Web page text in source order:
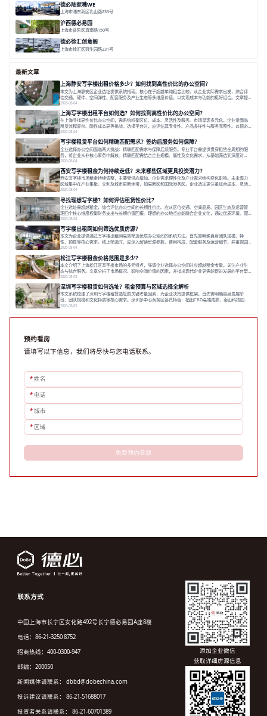
德必陆家嘴WE
上海市浦东新区乳山路233号
沪西德必易园
上海市普陀区真南路150号
德必徐汇创意阁
上海市徐汇区冠生园路231号
最新文章
上海静安写字楼出租价格多少？如何找到高性价比的办公空间？
本文为上海静安区企业选址提供系统指南。核心在于超越单纯租金比较，从企业实际需求出发，综合评
估交通、硬件、空间弹性、配套服务及产业生态等多维度价值，以实现成本与功能的挺好组合。文章提
出打破固定工位思维，采用精装灵活空间与共享配套以提升性价比，并通过不同规模企业的实际案例加
以说明。之后指出，专业运营服务商提供的稳定环境、社群活动与产业集聚等增值服务，是很大化空间
价值、助力企业成长的关键。对于许多在
2026-08-04
上海写字楼出租平台如何选？如何找到高性价比的办公空间？
在上海寻找高性价比办公空间，需系统权衡区位、成本、灵活性及服务。市场呈现多元化，企业常面临
租赁流程复杂、隐性成本高等挑战。选择平台时，应评估其专业性、产品多样性与服务完整性。以德必
为例，其提供从空间到生态的解决方案，通过特色园区、灵活产品和丰富配套，满足不同企业需求。企
业应明确自身需求，实地考察，选择能支持长期发展、提升竞争力的办公空间。在上海寻找合适的办公
空间，对于企业行政负责人、中小企业主
2026-08-04
写字楼租赁平台如何精确匹配需求？签约后服务如何保障？
企业选择办公空间面临两大挑战：精确匹配需求与保障后续服务。专业平台需提供贯穿租赁全周期的服
务，将企业从非核心事务中解放。精确匹配需结合企业规模、属性及文化需求，从基础筛选到深度对
接；签约后则需构建覆盖硬件运维、共享配套及专业物业的全周期保障体系。德必集团通过标准化服务
与个性化运营结合，以全国布局和产业生态圈为企业提供稳定支持，体现了从信息撮合到深度服务的能
力转变。在为企业寻找办公空间的过程中，
2026-08-04
西安写字楼租金为何持续走低？未来哪些区域更具投资潜力？
西安写字楼市场租金持续调整，主要受供应增加、企业需求理性化及产业需求结构变化影响。未来潜力
区域集中在产业集聚、交利及城市更新地带，如高新区和国际港务区。企业选址更注重综合成本、灵活
性与员工体验，倾向于提供全包式服务的办公空间。专业运营方通过空间优化与社群服务，助力企业成
长，推动市场向多元化、高性价比方向发展。近年来，西安写字楼市场呈现出租金持续调整的态势，这
一现象引发了的广泛关注。作为西部重要
2026-08-04
寻找理想写字楼？如何评估租赁性价比？
企业选址需超越租金，综合评估办公空间的长期性价比。应从区位交通、空间品质、园区生态及运营管
理四个核心维度权衡财务支出与长期价值回报。理想的办公地点应能融合企业文化，通过优质环境、配
套服务及社群资源赋能业务增长，实现成本与价值的平衡。对于许多正在成长或寻求稳定发展的企业而
言，寻找一处合适的办公空间是一项至关重要的决策。这不仅关系到团队的日常工作效率与协作氛围，
更直接影响着企业的品牌形象、运营成本
2026-08-04
写字楼出租网如何筛选优质房源？
本文为企业提供通过写字楼出租网高效筛选优质办公空间的系统方法。首先需明确自身团队规模、特
性、预算等核心需求。线上筛选时，应深入解读房源参数、费用构成、配套服务及运营细节，并重视园
区产业生态与交通区位价值。同时，需考察运营方的品牌背景与持续服务能力。完成线上初选后，必须
进行线下实地验证，核对空间实景、测试设施、感受园区氛围并确认合同条款，从而做出精确决策。在
数字化时代，写字楼出租网已成为企业寻找
2026-08-04
松江写字楼租金价格范围是多少？
本文介绍了上海松江区写字楼市场的多元特点，强调企业选择办公空间时应超越租金考量，关注产业生
态与综合服务。文章分析了市场概况、影响空间价值的因素，并指出现代企业更需能促进发展的平台型
空间。之后，以德必集团为例，说明运营方如何通过构建服务生态助力企业成长，建议企业系统评估需
求与长期价值，选择匹配的发展载体。对于许多寻求在上海松江区设立或扩展办公空间的企业而言，了
解该区域的写字楼市场概况是决策的首先
2026-08-03
深圳写字楼租赁如何选址？租金预算与区域选择全解析
本文系统梳理了深圳写字楼租赁选址的关键考量因素，为企业决策提供框架。首先需明确自身发展阶
段、团队规模和文化特质等核心需求。深圳多中心商务区各具特色：福田CBD高端成熟，南山科技园创
新活力强，前海具政策优势。除传统写字楼外，创意产业园注重生态与社群，适合文创、科技类企业。
款。选址是综合性战略决策，旨在让办公
2026-08-03
预约看房
请填写以下信息，我们将尽快与您电话联系。
*姓名
* 电话
*城市
* 区域
免费预约参观
联系方式
中国上海市长宁区安化路492号长宁德必易园A座8楼
电话：86-21-3250 8752
招商热线：400-0300-947
邮编：200050
新闻媒体请联系： dbbd@dobechina.com
投诉建议请联系： 86-21-51688017
投资者关系请联系： 86-21-60701389
添加企业微信
获取详细房源信息